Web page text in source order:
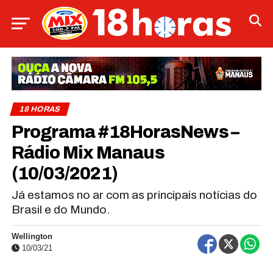
18 HORAS
Programa #18HorasNews​​​​​​​​​​​​ –
Rádio Mix Manaus
(10/03/2021)
Já estamos no ar com as principais notícias do
Brasil e do Mundo.
Wellington
10/03/21